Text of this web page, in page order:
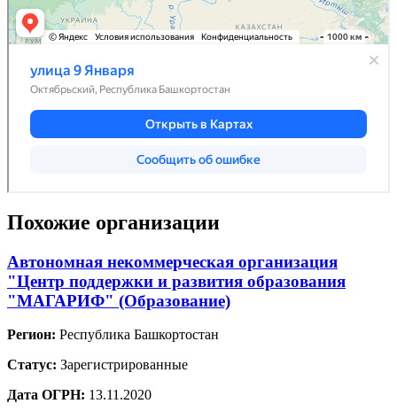
Похожие организации
Автономная некоммерческая организация
"Центр поддержки и развития образования
"МАГАРИФ" (Образование)
Регион: Республика Башкортостан
Статус: Зарегистрированные
Дата ОГРН: 13.11.2020